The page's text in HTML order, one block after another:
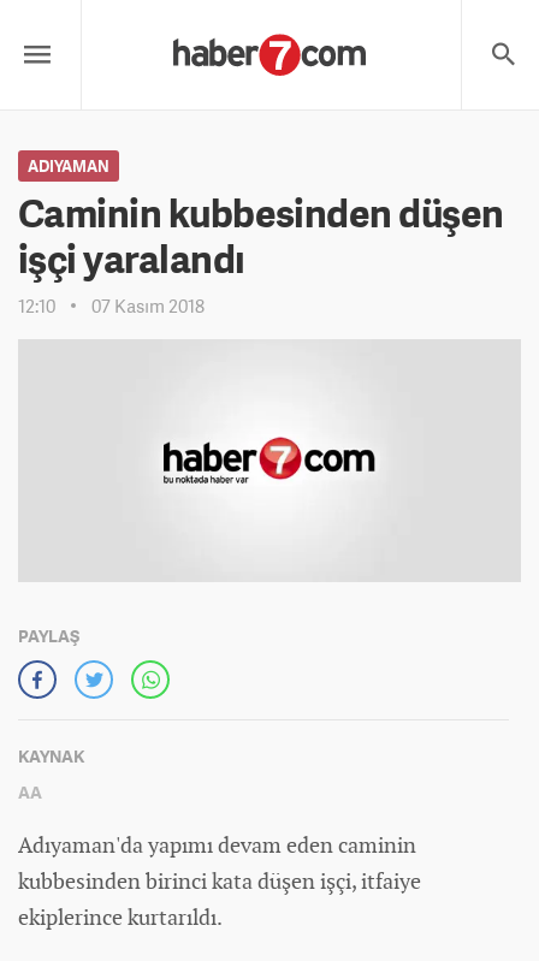
ADIYAMAN
Caminin kubbesinden düşen
işçi yaralandı
12:10 07 Kasım 2018
PAYLAŞ
KAYNAK
AA
Adıyaman'da yapımı devam eden caminin
kubbesinden birinci kata düşen işçi, itfaiye
ekiplerince kurtarıldı.